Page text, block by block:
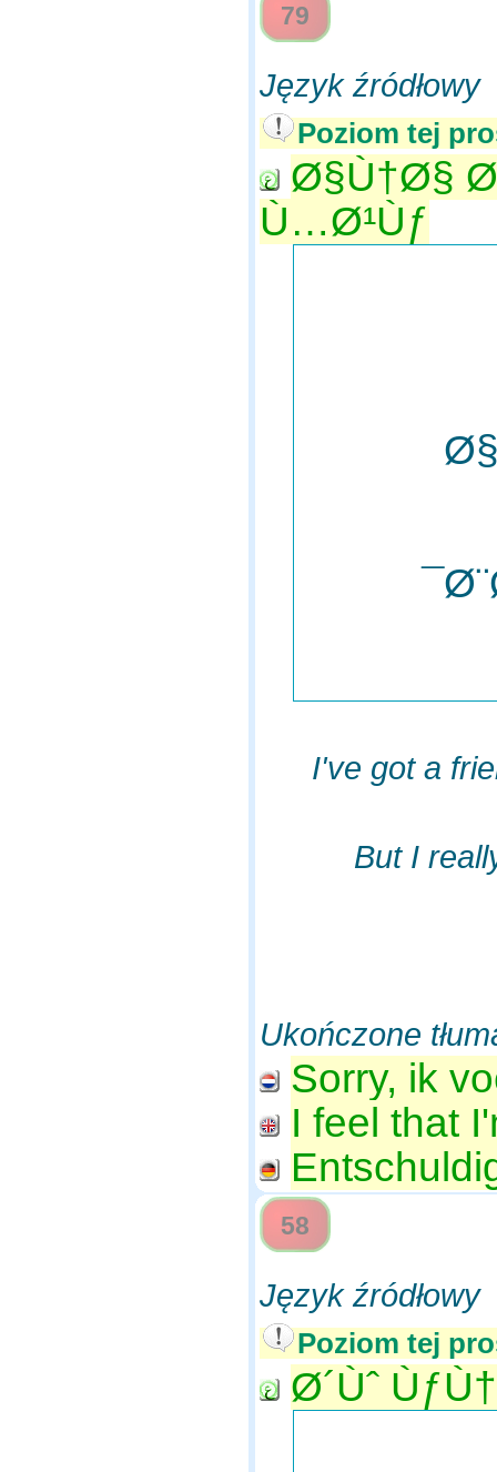
79
Język źródłowy
Poziom tej
Ø§Ù†Ø§
Ù…Ø¹Ùƒ
I've got a
But I
Ukończone
Sorry, ik
I feel that
58
Język źródłowy
Poziom tej
Ø´Ùˆ